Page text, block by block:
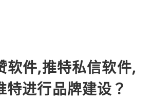
软件,推特私信软件,
特进行品牌建设？